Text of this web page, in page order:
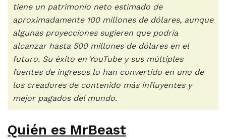
tiene un patrimonio neto estimado de
aproximadamente 100 millones de dólares, aunque
algunas proyecciones sugieren que podría
alcanzar hasta 500 millones de dólares en el
futuro. Su éxito en YouTube y sus múltiples
fuentes de ingresos lo han convertido en uno de
los creadores de contenido más influyentes y
mejor pagados del mundo.
Quién es MrBeast